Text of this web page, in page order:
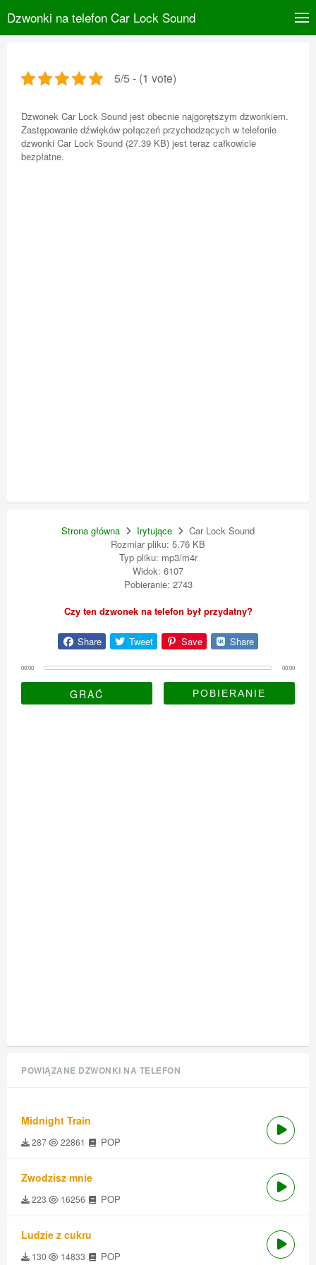
Dzwonki na telefon Car Lock Sound
5/5 - (1 vote)
Dzwonek Car Lock Sound jest obecnie najgorętszym dzwonkiem.
Zastępowanie dźwięków połączeń przychodzących w telefonie
dzwonki Car Lock Sound (27.39 KB) jest teraz całkowicie
bezpłatne.
Strona główna Irytujące
Car Lock Sound
Rozmiar pliku: 5.76 KB
Typ pliku: mp3/m4r
Widok: 6107
Pobieranie: 2743
Czy ten dzwonek na telefon był przydatny?
Share Tweet Save Share
00:00 00:00
GRAĆ
POWIĄZANE DZWONKI NA TELEFON
Midnight Train
287 22861 POP
Zwodzisz mnie
223 16256 POP
Ludzie z cukru
130 14833 POP